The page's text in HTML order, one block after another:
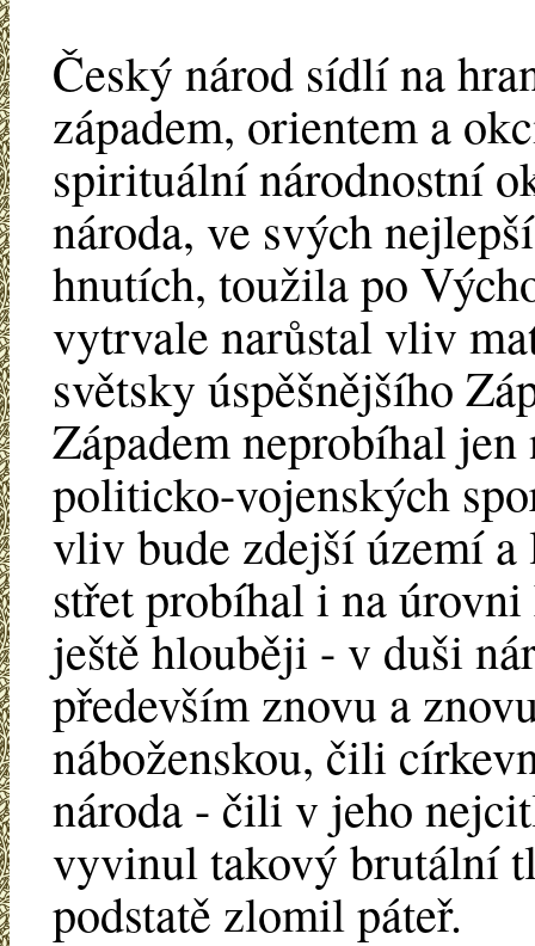
Český národ sídlí na
západem, orientem a
spirituální národnostní
národa, ve svých
hnutích, toužila po
vytrvale narůstal vliv
světsky úspěšnějšího
Západem neprobíhal
politicko-vojenských
vliv bude zdejší území
střet probíhal i na
ještě hlouběji - v duši
především znovu a
náboženskou, čili
národa - čili v jeho
vyvinul takový brutální
podstatě zlomil páteř.